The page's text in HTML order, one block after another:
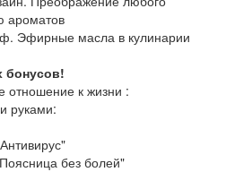
Эфирные масла в кулинарии
к жизни :
руками:
без болей"